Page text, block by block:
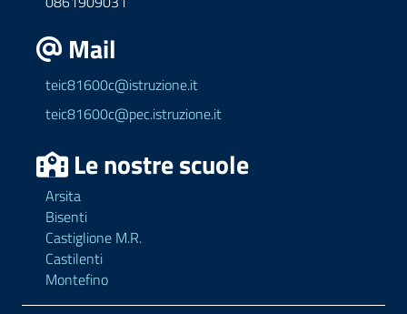
Mail
teic81600c@istruzione.it
teic81600c@pec.istruzione.it
Le nostre scuole
Arsita
Bisenti
Castiglione M.R.
Castilenti
Montefino